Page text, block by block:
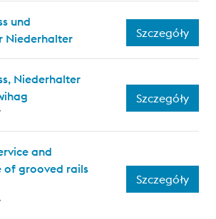
und
Niederhalter
Szczegóły
Niederhalter
Szczegóły
and
of grooved rails
Szczegóły